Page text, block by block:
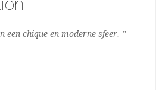
een chique en moderne sfeer. ”